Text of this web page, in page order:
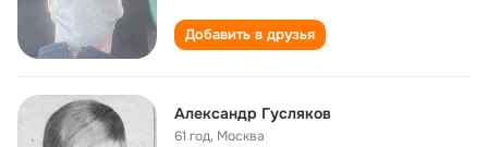
Добавить в друзья
Александр Гусляков
61 год, Москва